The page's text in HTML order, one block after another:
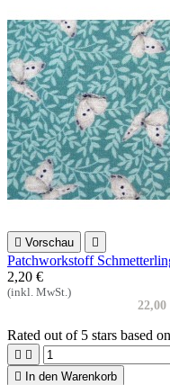
 Vorschau 
Patchworkstoff
2,20 €
(inkl. MwSt.)
22,00
Rated out of 5 stars based on
 

In den Warenkorb